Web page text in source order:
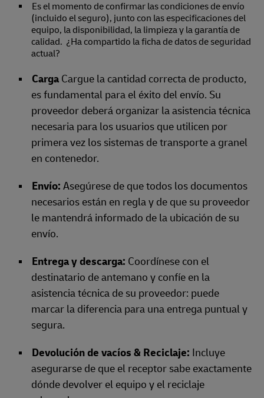
Es el momento de confirmar las condiciones de envío
(incluido el seguro), junto con las especificaciones del
equipo, la disponibilidad, la limpieza y la garantía de
calidad. ¿Ha compartido la ficha de datos de seguridad
actual?
Carga Cargue la cantidad correcta de producto,
es fundamental para el éxito del envío. Su
proveedor deberá organizar la asistencia técnica
necesaria para los usuarios que utilicen por
primera vez los sistemas de transporte a granel
en contenedor.
Envío: Asegúrese de que todos los documentos
necesarios están en regla y de que su proveedor
le mantendrá informado de la ubicación de su
envío.
Entrega y descarga: Coordínese con el
destinatario de antemano y confíe en la
asistencia técnica de su proveedor: puede
marcar la diferencia para una entrega puntual y
segura.
Devolución de vacíos & Reciclaje: Incluye
asegurarse de que el receptor sabe exactamente
dónde devolver el equipo y el reciclaje